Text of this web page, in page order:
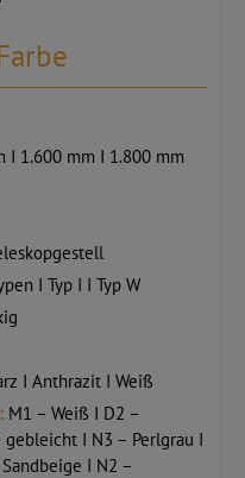
I 1.600 mm I 1.800 mm
I Typ I I Typ W
I Anthrazit I Weiß
M1 – Weiß I D2 –
I N3 – Perlgrau I
I N2 –